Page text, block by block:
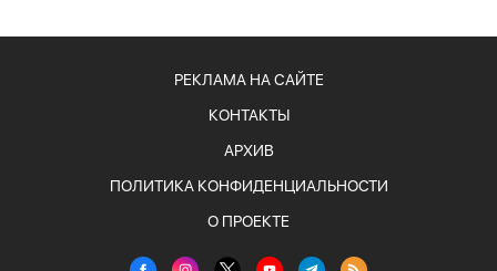
РЕКЛАМА НА САЙТЕ
КОНТАКТЫ
АРХИВ
ПОЛИТИКА КОНФИДЕНЦИАЛЬНОСТИ
О ПРОЕКТЕ